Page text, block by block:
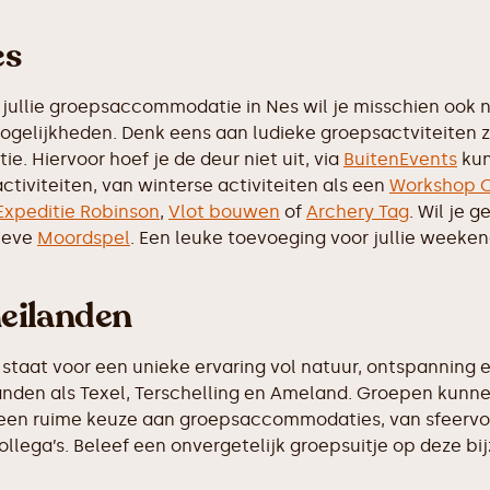
groepsaccommodatie in Nes wil je misschien ook
Denk eens aan ludieke groepsactviteiten
Hiervoor hoef je de deur niet uit, via BuitenEvents
van winterse activiteiten als een Workshop
Robinson, Vlot bouwen of Archery Tag. Wil je
Moordspel. Een leuke toevoeging voor jullie
voor een unieke ervaring vol natuur,
als Texel, Terschelling en Ameland. Groepen
ruime keuze aan groepsaccommodaties, van
Beleef een onvergetelijk groepsuitje op deze